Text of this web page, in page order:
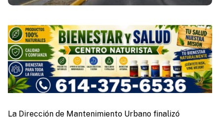
La Dirección de Mantenimiento Urbano finalizó